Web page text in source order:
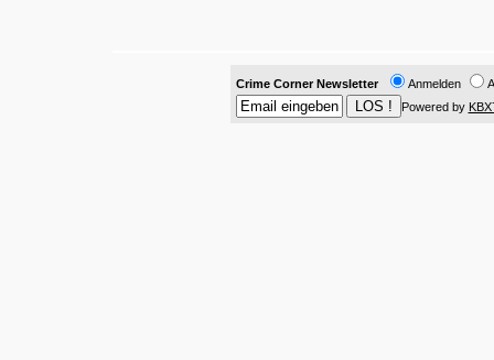
Crime Corner Newsletter Anmelden
Powered by